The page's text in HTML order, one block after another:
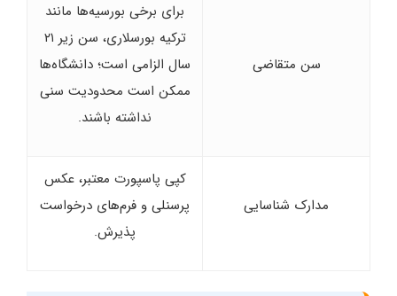
سن متقاضی
برای برخی بورسیه‌ها مانند
ترکیه بورسلاری، سن زیر ۲۱
سال الزامی است؛ دانشگاه‌ها
ممکن است محدودیت سنی
نداشته باشند.
مدارک شناسایی
کپی پاسپورت معتبر، عکس
پرسنلی و فرم‌های درخواست
پذیرش.